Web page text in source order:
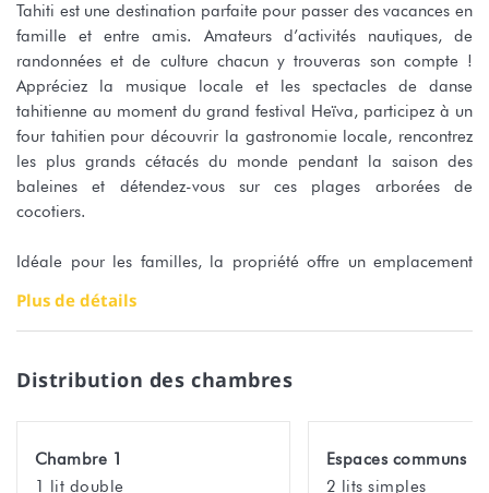
Tahiti est une destination parfaite pour passer des vacances en
famille et entre amis. Amateurs d’activités nautiques, de
randonnées et de culture chacun y trouveras son compte !
Appréciez la musique locale et les spectacles de danse
tahitienne au moment du grand festival Heïva, participez à un
four tahitien pour découvrir la gastronomie locale, rencontrez
les plus grands cétacés du monde pendant la saison des
baleines et détendez-vous sur ces plages arborées de
cocotiers.
Idéale pour les familles, la propriété offre un emplacement
piscine en bord de lagon accessible à tous les locataires.
disposant d’une terrasse donnant sur le lagon et pouvant
Une chambre indépendante et climatisée avec un lit double et
une grande armoire pour ranger vos effets personnels et deux
Plus de détails
Distribution des chambres
Chambre 1
1 lit double
Espaces communs
2 lits simples